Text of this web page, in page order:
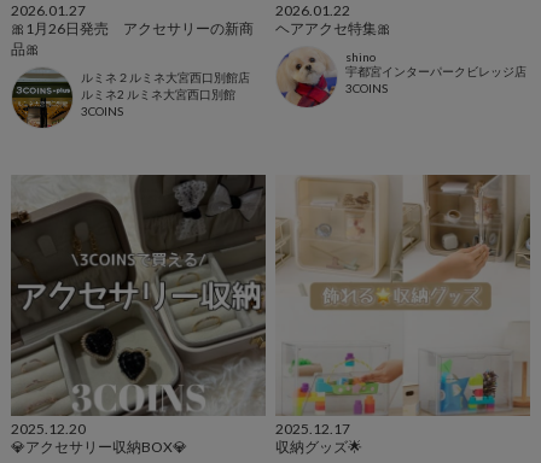
2026.01.27
🎀1月26日発売 アクセサリーの新商
品🎀
ルミネ２ルミネ大宮西口別館店
ルミネ2 ルミネ大宮西口別館
3COINS
2026.01.22
ヘアアクセ特集🎀
shino
宇都宮インターパークビレッジ店
3COINS
2025.12.20
💎アクセサリー収納BOX💎
2025.12.17
収納グッズ🌟